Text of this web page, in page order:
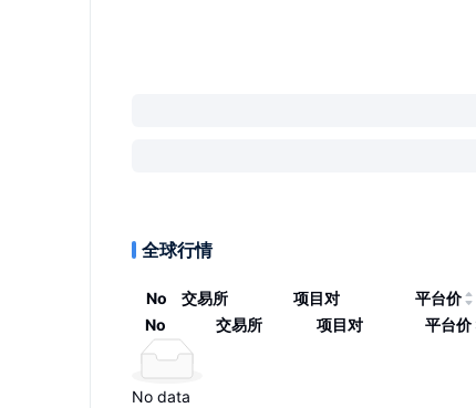
全球行情
No 交易所 项目对 平台价
No
交易所 项目对 平台价
No data